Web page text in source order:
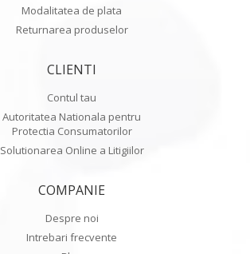
Modalitatea de plata
Returnarea produselor
CLIENTI
Contul tau
Autoritatea Nationala pentru
Protectia Consumatorilor
Solutionarea Online a Litigiilor
COMPANIE
Despre noi
Intrebari frecvente